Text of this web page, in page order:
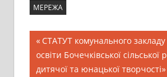
МЕРЕЖА
Навігація
записів
Попередній
запис:
СТАТУТ комунального закладу
освіти Бочечківської
дитячої та юнацької творчості»